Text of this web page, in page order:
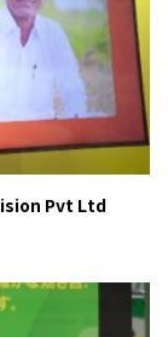
Pvt Ltd